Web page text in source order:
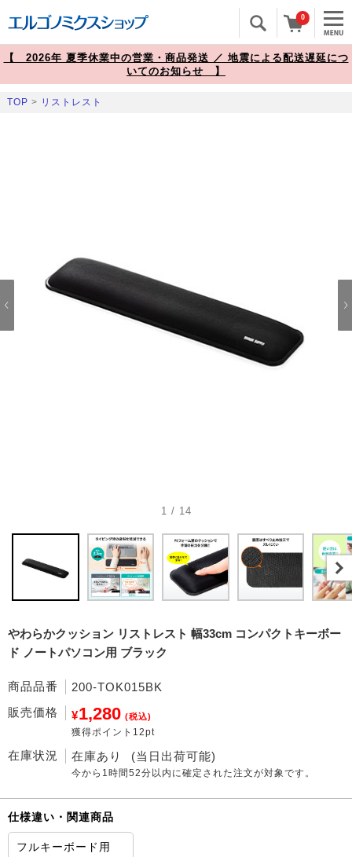
0
【 2026年 夏季休業中の営業・商品発送 ／ 地震による配送遅延につ
いてのお知らせ 】
TOP > リストレスト
1 / 14
やわらかクッション リストレスト 幅33cm コンパクトキーボー
ド ノートパソコン用 ブラック
商品品番
200-TOK015BK
販売価格
¥1,280 (税込)
獲得ポイント12pt
在庫状況 在庫あり (当日出荷可能)
今から 1時間52分 以内に確定された注文が対象です。
仕様違い・関連商品
フルキーボード用